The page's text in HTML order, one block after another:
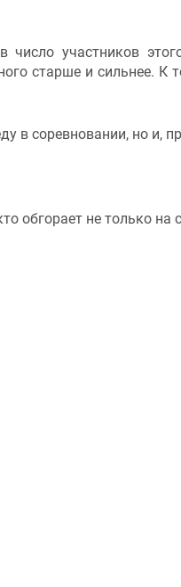
число участников
старше и сильнее. К
в соревновании, но и,
обгорает не только на